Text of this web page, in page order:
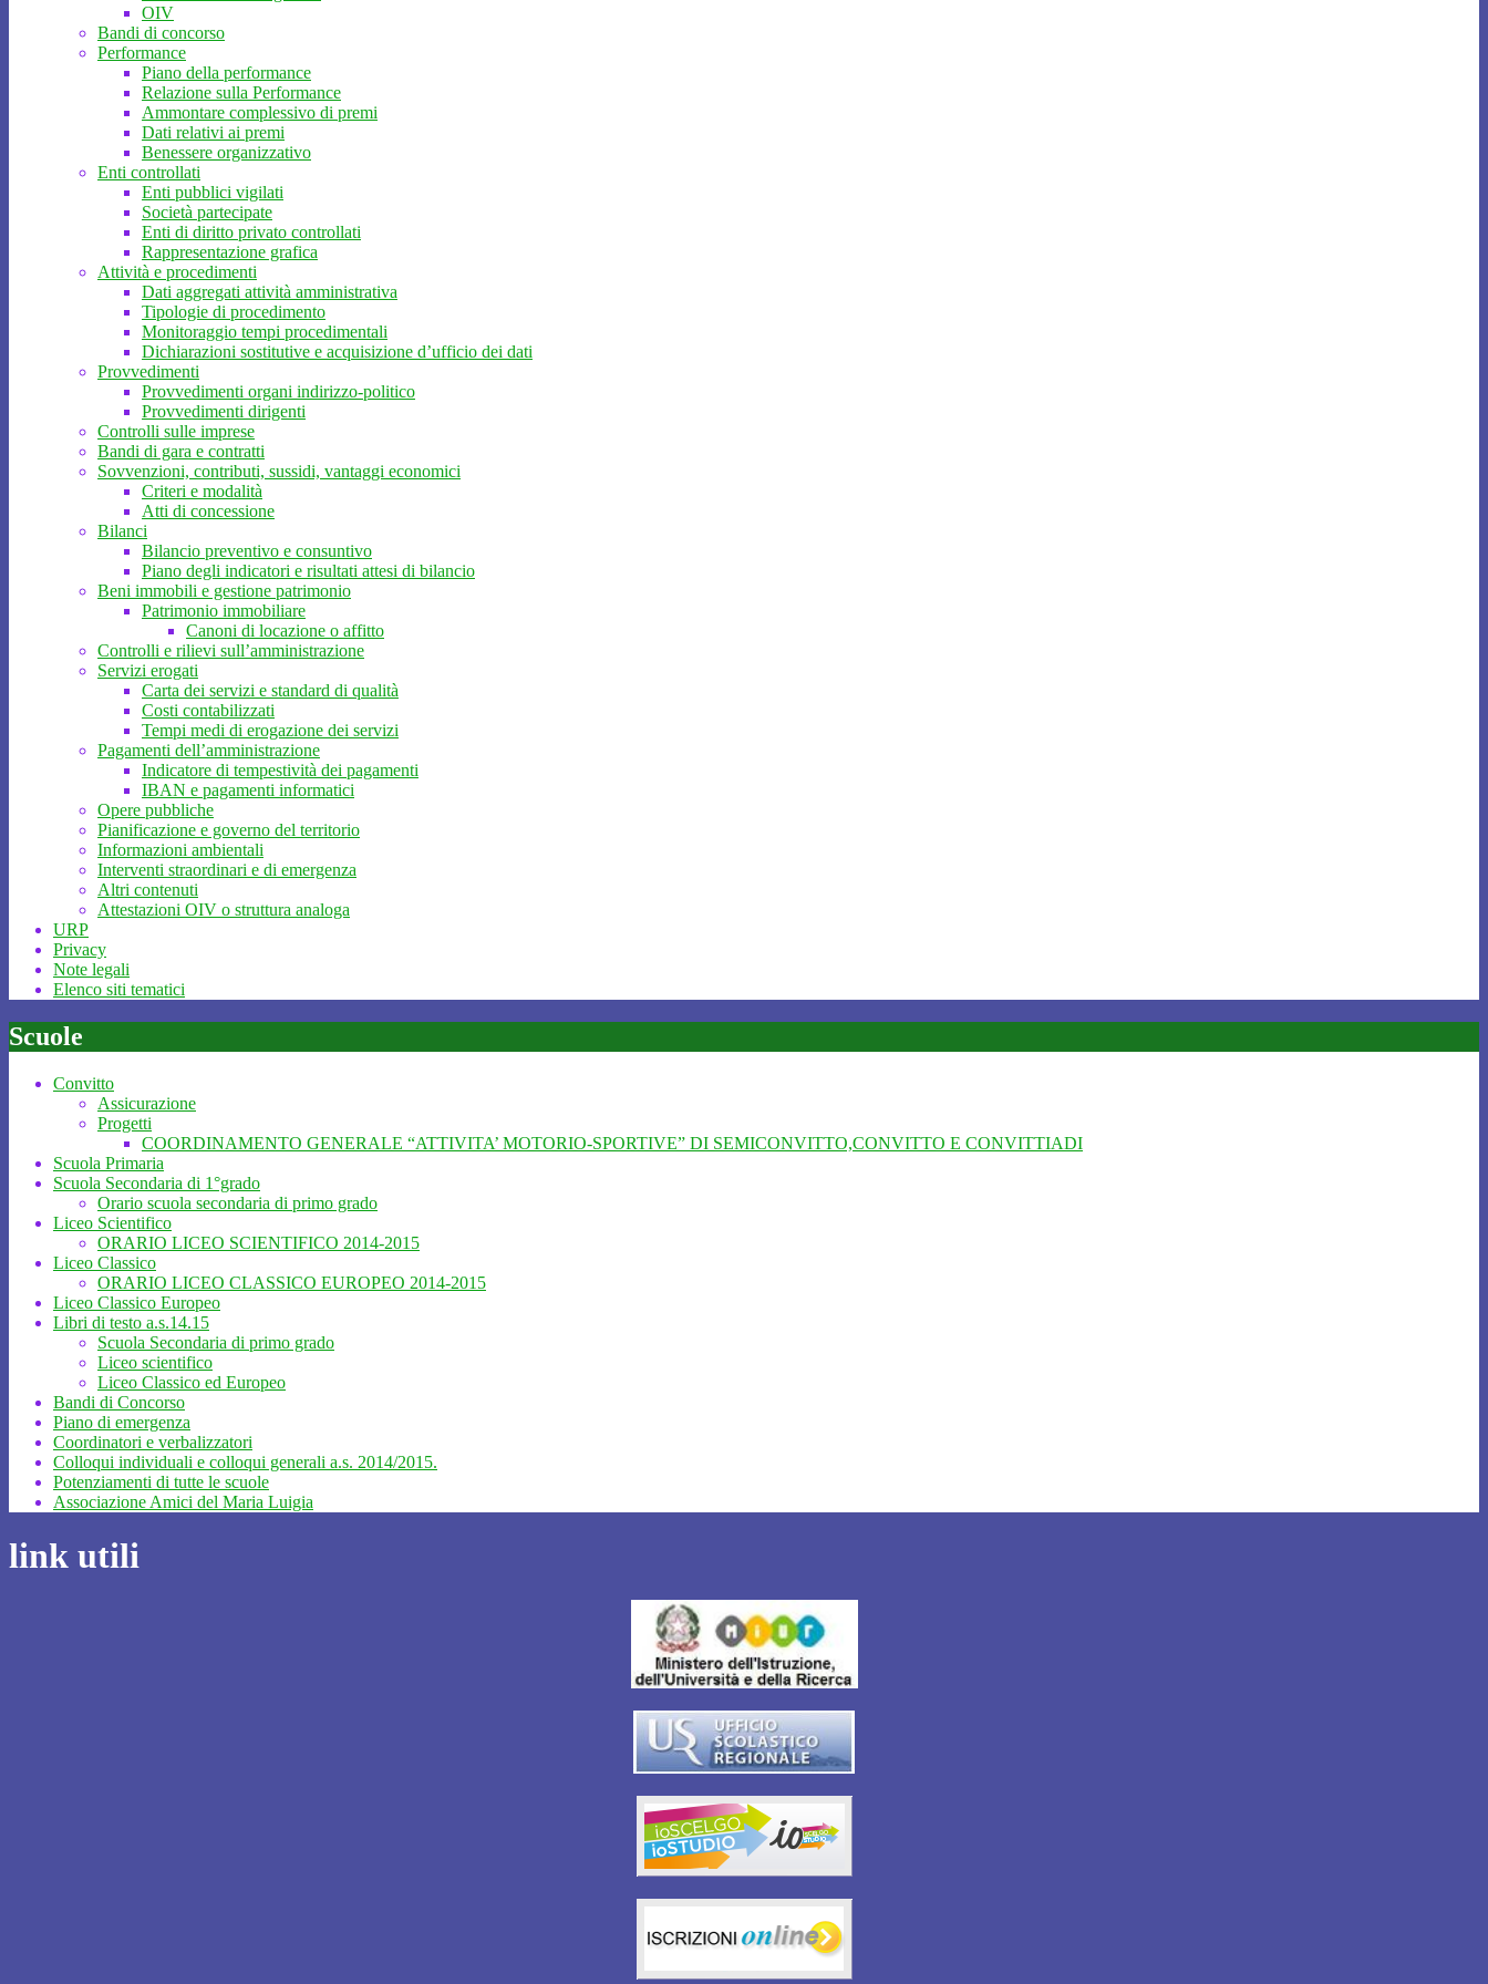
OIV
Bandi di concorso
Performance
Piano della performance
Relazione sulla Performance
Ammontare complessivo di premi
Dati relativi ai premi
Benessere organizzativo
Enti controllati
Enti pubblici vigilati
Società partecipate
Enti di diritto privato controllati
Rappresentazione grafica
Attività e procedimenti
Dati aggregati attività amministrativa
Tipologie di procedimento
Monitoraggio tempi procedimentali
Dichiarazioni sostitutive e acquisizione d’ufficio dei dati
Provvedimenti
Provvedimenti organi indirizzo-politico
Provvedimenti dirigenti
Controlli sulle imprese
Bandi di gara e contratti
Sovvenzioni, contributi, sussidi, vantaggi economici
Criteri e modalità
Atti di concessione
Bilanci
Bilancio preventivo e consuntivo
Piano degli indicatori e risultati attesi di bilancio
Beni immobili e gestione patrimonio
Patrimonio immobiliare
Canoni di locazione o affitto
Controlli e rilievi sull’amministrazione
Servizi erogati
Carta dei servizi e standard di qualità
Costi contabilizzati
Tempi medi di erogazione dei servizi
Pagamenti dell’amministrazione
Indicatore di tempestività dei pagamenti
IBAN e pagamenti informatici
Opere pubbliche
Pianificazione e governo del territorio
Informazioni ambientali
Interventi straordinari e di emergenza
Altri contenuti
Attestazioni OIV o struttura analoga
URP
Privacy
Note legali
Elenco siti tematici
Scuole
Convitto
Assicurazione
Progetti
COORDINAMENTO GENERALE “ATTIVITA’ MOTORIO-SPORTIVE” DI SEMICONVITTO,CONVITTO E CONVITTIADI
Scuola Primaria
Scuola Secondaria di 1°grado
Orario scuola secondaria di primo grado
Liceo Scientifico
ORARIO LICEO SCIENTIFICO 2014-2015
Liceo Classico
ORARIO LICEO CLASSICO EUROPEO 2014-2015
Liceo Classico Europeo
Libri di testo a.s.14.15
Scuola Secondaria di primo grado
Liceo scientifico
Liceo Classico ed Europeo
Bandi di Concorso
Piano di emergenza
Coordinatori e verbalizzatori
Colloqui individuali e colloqui generali a.s. 2014/2015.
Potenziamenti di tutte le scuole
Associazione Amici del Maria Luigia
link utili